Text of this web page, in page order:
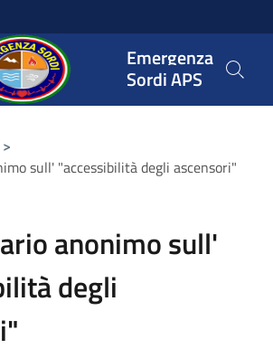
Emergenza
Sordi APS
>
sull' "accessibilità degli ascensori"
anonimo sull'
degli